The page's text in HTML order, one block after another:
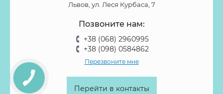
Львов, ул. Леся Курбаса, 7
Позвоните нам:
+38 (068) 2960995
+38 (098) 0584862
Перезвоните мне
Перейти в контакты